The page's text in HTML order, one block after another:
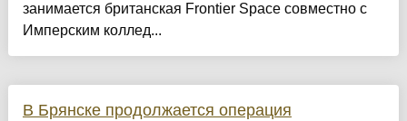
занимается британская Frontier Space совместно с
Имперским коллед...
В Брянске продолжается операция